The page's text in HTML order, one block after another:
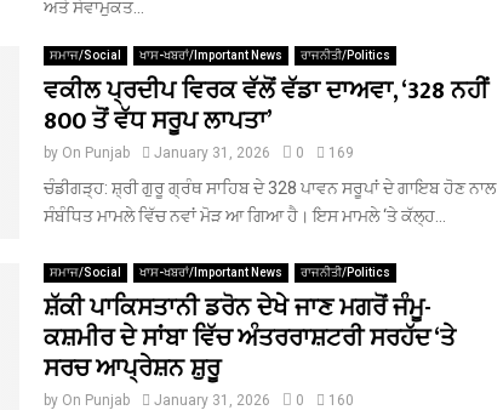
ਅਤੇ ਸੇਵਾਮੁਕਤ...
ਸਮਾਜ/Social ਖਾਸ-ਖਬਰਾਂ/Important News ਰਾਜਨੀਤੀ/Politics
ਵਕੀਲ ਪ੍ਰਦੀਪ ਵਿਰਕ ਵੱਲੋਂ ਵੱਡਾ ਦਾਅਵਾ, ‘328 ਨਹੀਂ
800 ਤੋਂ ਵੱਧ ਸਰੂਪ ਲਾਪਤਾ’
by On Punjab January 31, 2026 0 169
ਚੰਡੀਗੜ੍ਹ: ਸ਼੍ਰੀ ਗੁਰੂ ਗ੍ਰੰਥ ਸਾਹਿਬ ਦੇ 328 ਪਾਵਨ ਸਰੂਪਾਂ ਦੇ ਗਾਇਬ ਹੋਣ ਨਾਲ
ਸੰਬੰਧਿਤ ਮਾਮਲੇ ਵਿੱਚ ਨਵਾਂ ਮੋੜ ਆ ਗਿਆ ਹੈ। ਇਸ ਮਾਮਲੇ ‘ਤੇ ਕੱਲ੍ਹ...
ਸਮਾਜ/Social ਖਾਸ-ਖਬਰਾਂ/Important News ਰਾਜਨੀਤੀ/Politics
ਸ਼ੱਕੀ ਪਾਕਿਸਤਾਨੀ ਡਰੋਨ ਦੇਖੇ ਜਾਣ ਮਗਰੋਂ ਜੰਮੂ-
ਕਸ਼ਮੀਰ ਦੇ ਸਾਂਬਾ ਵਿੱਚ ਅੰਤਰਰਾਸ਼ਟਰੀ ਸਰਹੱਦ ‘ਤੇ
ਸਰਚ ਆਪ੍ਰੇਸ਼ਨ ਸ਼ੁਰੂ
by On Punjab January 31, 2026 0 160